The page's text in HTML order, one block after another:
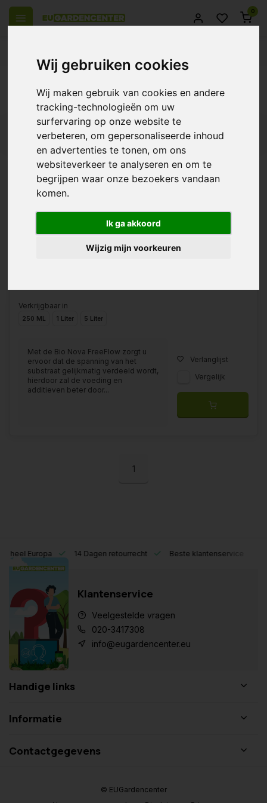
Wij gebruiken cookies
Wij maken gebruik van cookies en andere
tracking-technologieën om uw
surfervaring op onze website te
verbeteren, om gepersonaliseerde inhoud
en advertenties te tonen, om ons
websiteverkeer te analyseren en om te
begrijpen waar onze bezoekers vandaan
komen.
Ik ga akkoord
Wijzig mijn voorkeuren
0
Producten getagd met bio nova freeflow
€20,29
Verkrijgbaar in
250 ML 1 Liter 5 Liter
Met de Bio Nova FreeFlow zorgt u
ervoor dat de spanning van het
substraat gelijkmatig verdeeld wordt,
hierdoor zal de voeding en
additieven beter door...
Verlanglijst
Vergelijk
1
Europa 14 Dagen retourrecht Beste klantenservice
Klantenservice
Veelgestelde vragen
020-3417308
info@eugardencenter.eu
Handige links
Informatie
Contactgegevens
© EUGardencenter